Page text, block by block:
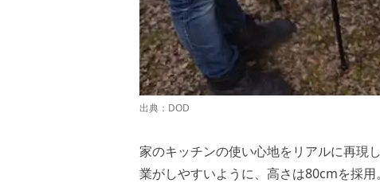
出典： DOD
家のキッチンの使い心地をリアルに再現
業がしやすいように、高さは80cmを採